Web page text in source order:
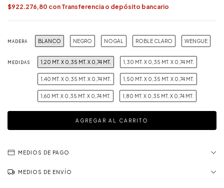
$922.276,80 con Transferencia o depósito bancario
MADERA BLANCO NEGRO NOGAL ROBLE CLARO WENGUE
MEDIDAS 1,20 MT. X 0,35 MT. X 0,74 MT. 1,30 MT. X 0,35 MT. X 0,74 MT.
1,40 MT. X 0,35 MT. X 0,74 MT. 1,50 MT. X 0,35 MT. X 0,74 MT.
1,60 MT. X 0,35 MT. X 0,74 MT. 1,80 MT. X 0,35 MT. X 0,74 MT.
MEDIOS DE PAGO
MEDIOS DE ENVÍO